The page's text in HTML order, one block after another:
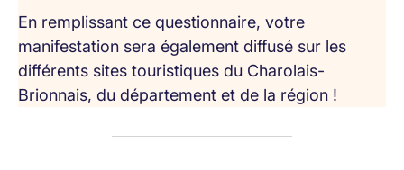
En remplissant ce questionnaire, votre
manifestation sera également diffusé sur les
différents sites touristiques du Charolais-
Brionnais, du département et de la région !